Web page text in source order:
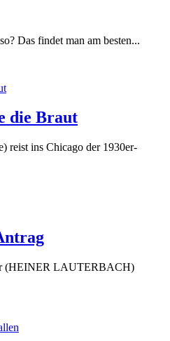
Das findet man am besten...
die Braut
reist ins Chicago der 1930er-
(HEINER LAUTERBACH)